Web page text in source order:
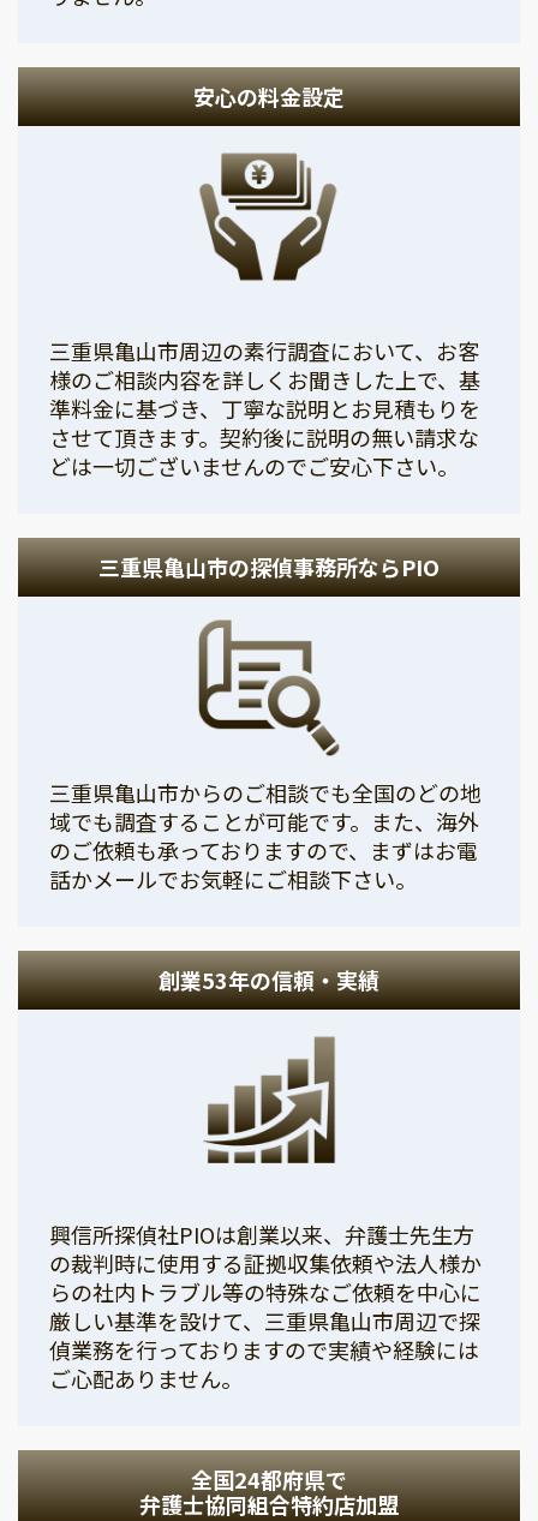
安心の料金設定
三重県亀山市周辺の素行調査において、お客
様のご相談内容を詳しくお聞きした上で、基
準料金に基づき、丁寧な説明とお見積もりを
させて頂きます。契約後に説明の無い請求な
どは一切ございませんのでご安心下さい。
三重県亀山市の探偵事務所ならPIO
三重県亀山市からのご相談でも全国のどの地
域でも調査することが可能です。また、海外
のご依頼も承っておりますので、まずはお電
話かメールでお気軽にご相談下さい。
創業53年の信頼・実績
興信所探偵社PIOは創業以来、弁護士先生方
の裁判時に使用する証拠収集依頼や法人様か
らの社内トラブル等の特殊なご依頼を中心に
厳しい基準を設けて、三重県亀山市周辺で探
偵業務を行っておりますので実績や経験には
ご心配ありません。
全国24都府県で
弁護士協同組合特約店加盟